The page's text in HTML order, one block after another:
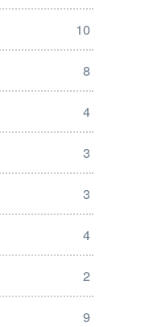
10
8
4
3
3
4
2
9